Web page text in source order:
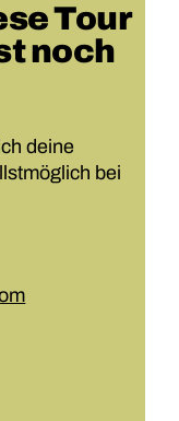
Tour
noch
deine
bei